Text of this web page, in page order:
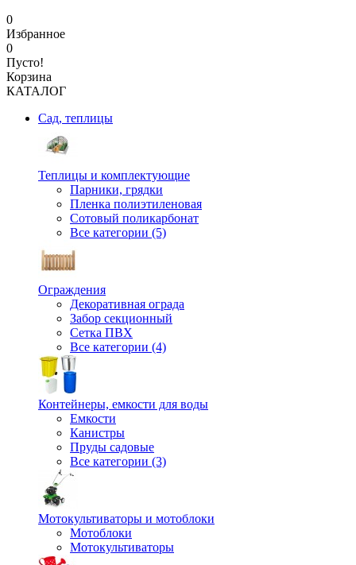
0
Избранное
0
Пусто!
Корзина
КАТАЛОГ
Сад, теплицы
Теплицы и комплектующие
Парники, грядки
Пленка полиэтиленовая
Сотовый поликарбонат
Все категории (5)
Ограждения
Декоративная ограда
Забор секционный
Сетка ПВХ
Все категории (4)
Контейнеры, емкости для воды
Емкости
Канистры
Пруды садовые
Все категории (3)
Мотокультиваторы и мотоблоки
Мотоблоки
Мотокультиваторы